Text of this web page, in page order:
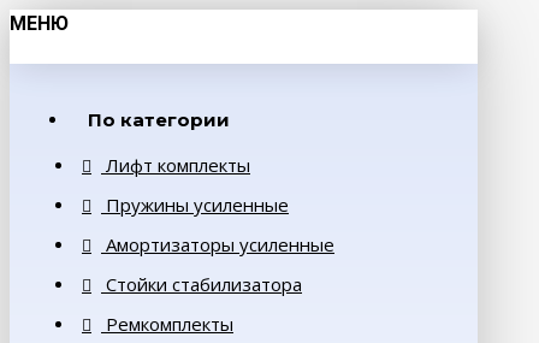
МЕНЮ
По категории
Лифт комплекты
Пружины усиленные
Амортизаторы усиленные
Стойки стабилизатора
Ремкомплекты